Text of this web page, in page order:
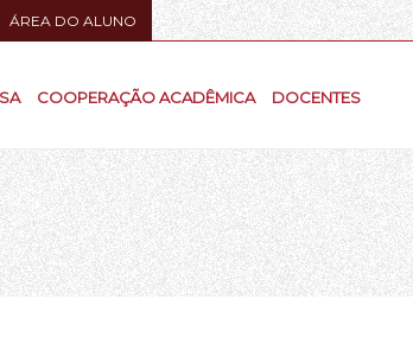
ÁREA DO ALUNO
COOPERAÇÃO ACADÊMICA DOCENTES